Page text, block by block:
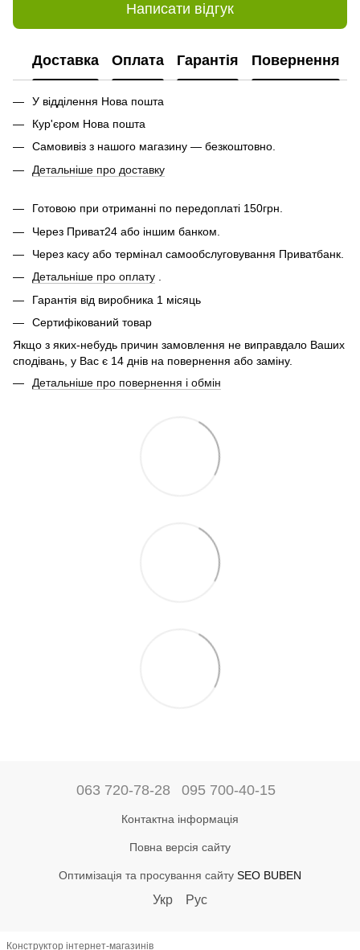
Написати відгук
Доставка Оплата Гарантія Повернення
У відділення Нова пошта
Кур'єром Нова пошта
Самовивіз з нашого магазину — безкоштовно.
Детальніше про доставку
Готовою при отриманні по передоплаті 150грн.
Через Приват24 або іншим банком.
Через касу або термінал самообслуговування Приватбанк.
Детальніше про оплату .
Гарантія від виробника 1 місяць
Сертифікований товар
Якщо з яких-небудь причин замовлення не виправдало Ваших
сподівань, у Вас є 14 днів на повернення або заміну.
Детальніше про повернення і обмін
063 720-78-28 095 700-40-15
Контактна інформація
Повна версія сайту
Оптимізація та просування сайту SEO BUBEN
Укр Рус
Конструктор інтернет-магазинів